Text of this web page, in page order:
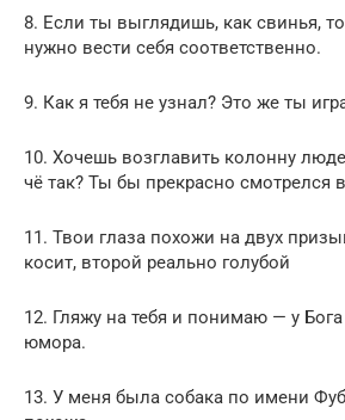
8. Если ты выглядишь, как свинья, то
нужно вести себя соответственно.
9. Как я тебя не узнал? Это же ты
10. Хочешь возглавить колонну
чё так? Ты бы прекрасно смотрелся
11. Твои глаза похожи на двух
косит, второй реально голубой
12. Гляжу на тебя и понимаю — у
юмора.
13. У меня была собака по имени